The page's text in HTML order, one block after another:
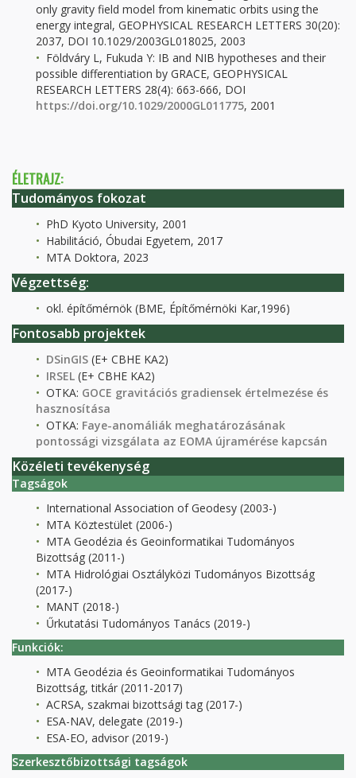
only gravity field model from kinematic orbits using the
energy integral, GEOPHYSICAL RESEARCH LETTERS 30(20):
2037, DOI 10.1029/2003GL018025, 2003
Földváry L, Fukuda Y: IB and NIB hypotheses and their
possible differentiation by GRACE, GEOPHYSICAL
RESEARCH LETTERS 28(4): 663-666, DOI
https://doi.org/10.1029/2000GL011775, 2001
ÉLETRAJZ:
Tudományos fokozat
PhD Kyoto University, 2001
Habilitáció, Óbudai Egyetem, 2017
MTA Doktora, 2023
Végzettség:
okl. építőmérnök (BME, Építőmérnöki Kar,1996)
Fontosabb projektek
DSinGIS (E+ CBHE KA2)
IRSEL (E+ CBHE KA2)
OTKA: GOCE gravitációs gradiensek értelmezése és
hasznosítása
OTKA: Faye-anomáliák meghatározásának
pontossági vizsgálata az EOMA újramérése kapcsán
Közéleti tevékenység
Tagságok
International Association of Geodesy (2003-)
MTA Köztestület (2006-)
MTA Geodézia és Geoinformatikai Tudományos
Bizottság (2011-)
MTA Hidrológiai Osztályközi Tudományos Bizottság
(2017-)
MANT (2018-)
Űrkutatási Tudományos Tanács (2019-)
Funkciók:
MTA Geodézia és Geoinformatikai Tudományos
Bizottság, titkár (2011-2017)
ACRSA, szakmai bizottsági tag (2017-)
ESA-NAV, delegate (2019-)
ESA-EO, advisor (2019-)
Szerkesztőbizottsági tagságok